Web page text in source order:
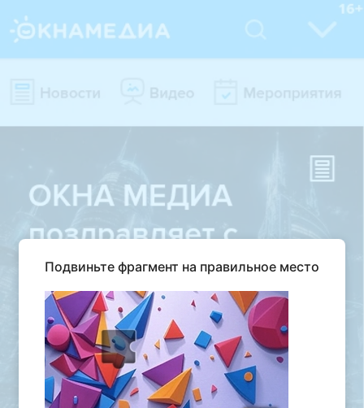
Подвиньте фрагмент на правильное место